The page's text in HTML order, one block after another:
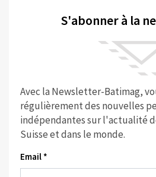
S'abonner à la
Avec la Newsletter-Batimag,
régulièrement des nouvelles
indépendantes sur l'actualité
Suisse et dans le monde.
Email *